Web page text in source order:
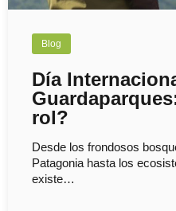
Blog
Día
rol?
Desde los frondosos
Patagonia hasta los
existe…